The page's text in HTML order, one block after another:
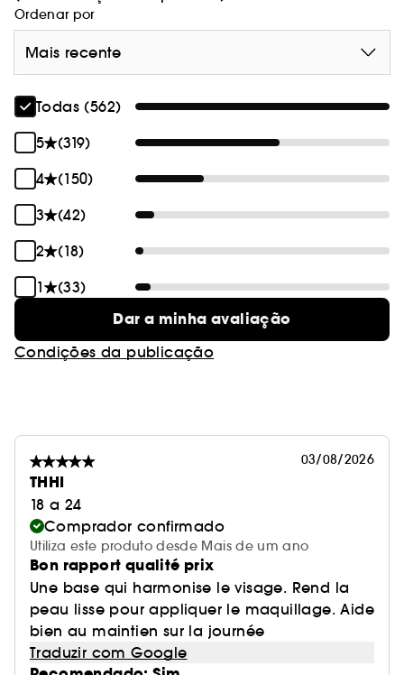
Ordenar por
Mais recente
Todas (562)
5
(319)
4
(150)
3
(42)
2
(18)
1
(33)
Dar a minha avaliação
Condições da publicação
03/08/2026
THHI
18 a 24
Comprador confirmado
Utiliza este produto desde Mais de um ano
Bon rapport qualité prix
Une base qui harmonise le visage. Rend la
peau lisse pour appliquer le maquillage. Aide
bien au maintien sur la journée
Traduzir com Google